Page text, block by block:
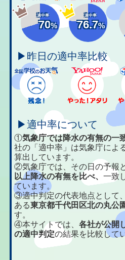
適中率
70%
適中率
76.7%
▶昨日の適中率比較
▶適中率について
①気象庁では降水の有無の一
社の「適中率」は気象庁によ
算出しています。
②気象庁では、その日の予報
以上降水の有無を比べ、一致
ています。
③適中判定の代表地点として
ある東京都千代田区北の丸公
す。
④本サイトでは、各社が公開
の適中判定の結果を比較して